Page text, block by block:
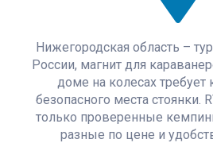
Нижегородская область –
России, магнит для
доме на колесах требует
безопасного места стоянки.
только проверенные
разные по цене и